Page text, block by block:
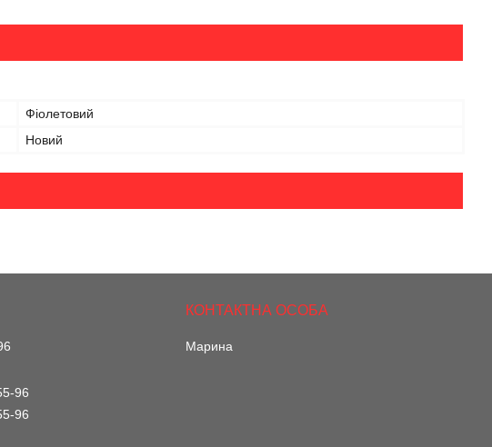
Фіолетовий
Новий
96
96
Марина